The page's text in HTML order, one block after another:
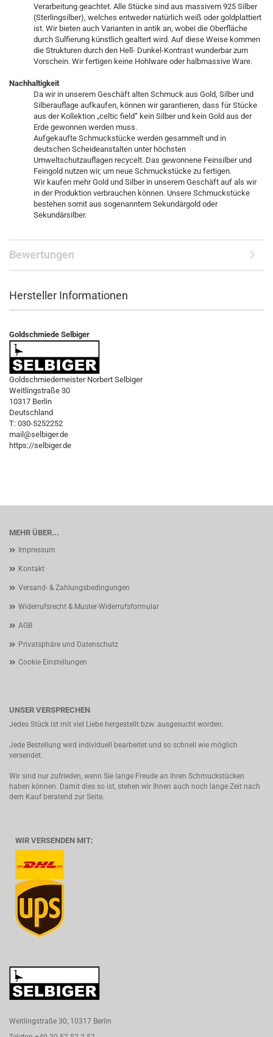
Verarbeitung geachtet. Alle Stücke sind aus massivem 925 Silber
(Sterlingsilber), welches entweder natürlich weiß oder goldplattiert
ist. Wir bieten auch Varianten in antik an, wobei die Oberfläche
durch Sulfierung künstlich gealtert wird. Auf diese Weise kommen
die Strukturen durch den Hell- Dunkel-Kontrast wunderbar zum
Vorschein. Wir fertigen keine Hohlware oder halbmassive Ware.
Nachhaltigkeit
Da wir in unserem Geschäft alten Schmuck aus Gold, Silber und
Silberauflage aufkaufen, können wir garantieren, dass für Stücke
aus der Kollektion „celtic field“ kein Silber und kein Gold aus der
Erde gewonnen werden muss.
Aufgekaufte Schmuckstücke werden gesammelt und in
deutschen Scheideanstalten unter höchsten
Umweltschutzauflagen recycelt. Das gewonnene Feinsilber und
Feingold nutzen wir, um neue Schmuckstücke zu fertigen.
Wir kaufen mehr Gold und Silber in unserem Geschäft auf als wir
in der Produktion verbrauchen können. Unsere Schmuckstücke
bestehen somit aus sogenanntem Sekundärgold oder
Sekundärsilber.
Bewertungen
Hersteller Informationen
Goldschmiede Selbiger
Goldschmiedemeister Norbert Selbiger
Weitlingstraße 30
10317 Berlin
Deutschland
T: 030-5252252
mail@selbiger.de
https://selbiger.de
MEHR ÜBER...
Impressum
Kontakt
Versand- & Zahlungsbedingungen
Widerrufsrecht & Muster-Widerrufsformular
AGB
Privatsphäre und Datenschutz
Cookie Einstellungen
UNSER VERSPRECHEN
Jedes Stück ist mit viel Liebe hergestellt bzw. ausgesucht worden.
Jede Bestellung wird individuell bearbeitet und so schnell wie möglich
versendet.
Wir sind nur zufrieden, wenn Sie lange Freude an ihren Schmuckstücken
haben können. Damit dies so ist, stehen wir Ihnen auch noch lange Zeit nach
dem Kauf beratend zur Seite.
WIR VERSENDEN MIT:
Weitlingstraße 30, 10317 Berlin